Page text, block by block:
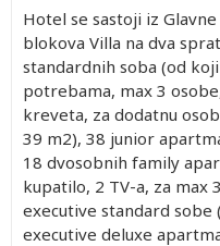
Hotel se sastoji iz
blokova Villa na dva
standardnih soba (od
potrebama, max 3
kreveta, za dodatnu
39 m2), 38 junior
18 dvosobnih family
kupatilo, 2 TV-a, za max
executive standard sobe
executive deluxe